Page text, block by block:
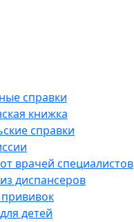
справки
книжка
справки
врачей специалистов
диспансеров
детей